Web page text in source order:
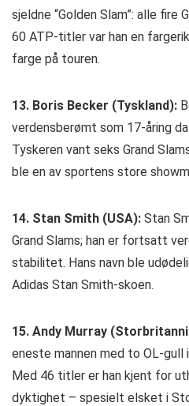
sjeldne “Golden Slam”: alle fire
60 ATP-titler var han en
farge på touren.
13. Boris Becker (Tyskland):
verdensberømt som 17-åring
Tyskeren vant seks Grand
ble en av sportens store
14. Stan Smith (USA): Stan
Grand Slams; han er fortsatt
stabilitet. Hans navn ble
Adidas Stan Smith-skoen.
15. Andy Murray
eneste mannen med to OL-gull
Med 46 titler er han kjent for
dyktighet – spesielt elsket i